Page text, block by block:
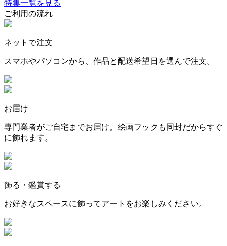
特集一覧を見る
ご利用の流れ
ネットで注文
スマホやパソコンから、作品と配送希望日を選んで注文。
お届け
専門業者がご自宅までお届け。絵画フックも同封だからすぐ
に飾れます。
飾る・鑑賞する
お好きなスペースに飾ってアートをお楽しみください。